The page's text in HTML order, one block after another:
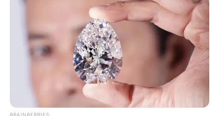
BRAINBERRIES